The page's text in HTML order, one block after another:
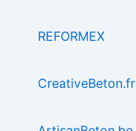
REFORMEX
CreativeBeton.fr